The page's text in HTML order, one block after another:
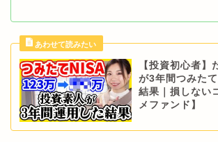
【投資初心者】
が3年間つみた
結果｜損しない
メファンド】